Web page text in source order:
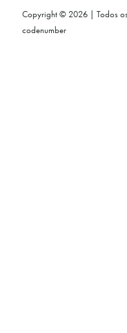
Copyright © 2026 | Todos
codenumber